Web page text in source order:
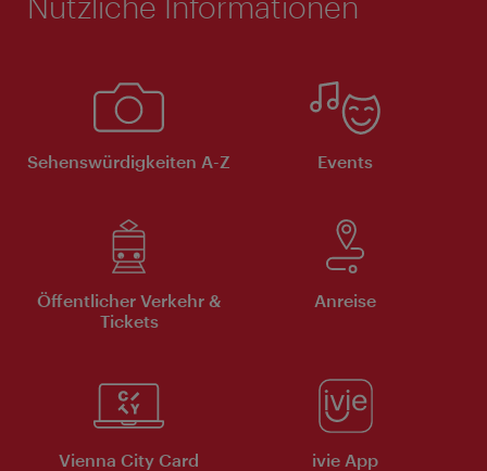
Sehenswürdigkeiten A-Z Events
Öffentlicher Verkehr &
Tickets
Anreise
Vienna City Card ivie App